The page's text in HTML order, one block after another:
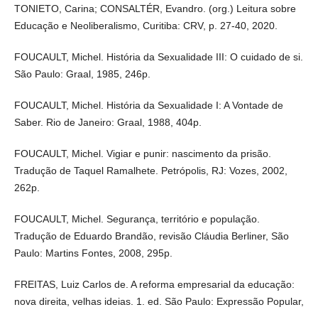
TONIETO, Carina; CONSALTÉR, Evandro. (org.) Leitura sobre
Educação e Neoliberalismo, Curitiba: CRV, p. 27-40, 2020.
FOUCAULT, Michel. História da Sexualidade III: O cuidado de si.
São Paulo: Graal, 1985, 246p.
FOUCAULT, Michel. História da Sexualidade I: A Vontade de
Saber. Rio de Janeiro: Graal, 1988, 404p.
FOUCAULT, Michel. Vigiar e punir: nascimento da prisão.
Tradução de Taquel Ramalhete. Petrópolis, RJ: Vozes, 2002,
262p.
FOUCAULT, Michel. Segurança, território e população.
Tradução de Eduardo Brandão, revisão Cláudia Berliner, São
Paulo: Martins Fontes, 2008, 295p.
FREITAS, Luiz Carlos de. A reforma empresarial da educação:
nova direita, velhas ideias. 1. ed. São Paulo: Expressão Popular,